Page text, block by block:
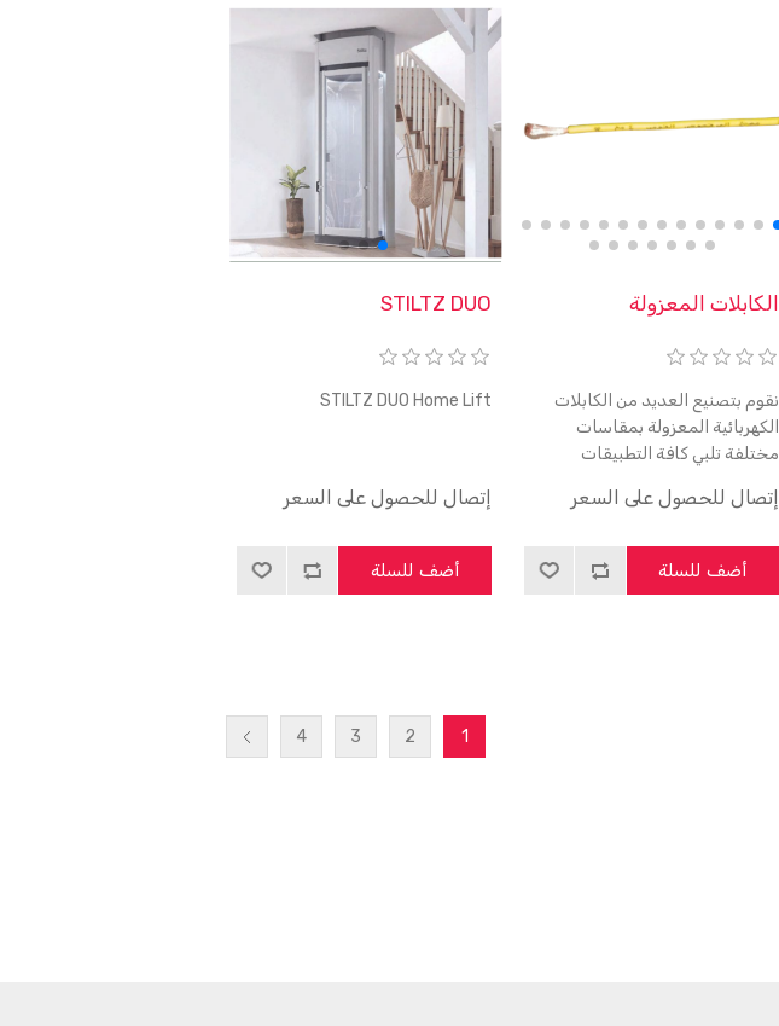
الكابلات المعزولة
نقوم بتصنيع العديد من الكابلات
الكهربائية المعزولة بمقاسات
مختلفة تلبي كافة التطبيقات
أعلى معايير الجودة وطبقاً
إتصال للحصول على السعر
أضف للسلة
STILTZ DUO
STILTZ DUO Home Lift
إتصال للحصول على السعر
أضف للسلة
1
2
3
4